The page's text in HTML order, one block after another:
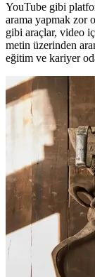
YouTube gibi
arama yapmak zor
gibi araçlar, video
metin üzerinden
eğitim ve kariyer